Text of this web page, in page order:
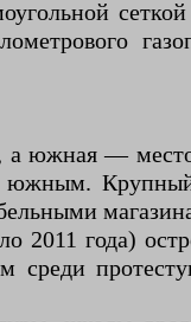
а южная —
и южным.
года)
среди